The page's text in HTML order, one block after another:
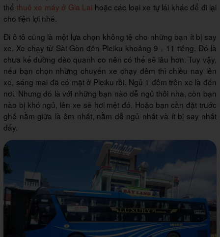
thể thuê xe máy ở Gia Lai hoặc các loại xe tự lái khác để đi lại
cho tiện lợi nhé.
Đi ô tô cũng là một lựa chọn không tệ cho những bạn ít bị say
xe. Xe chạy từ Sài Gòn đến Pleiku khoảng 9 - 11 tiếng. Đó là
chưa kể đường đèo quanh co nên có thể sẽ lâu hơn. Tuy vậy,
nếu bạn chọn những chuyến xe chạy đêm thì chiều nay lên
xe, sáng mai đã có mặt ở Pleiku rồi. Ngủ 1 đêm trên xe là đến
nơi. Nhưng đó là với những bạn nào dễ ngủ thôi nha, còn bạn
nào bị khó ngủ, lên xe sẽ hơi mệt đó. Hoặc bạn cần đặt trước
ghế nằm giữa là êm nhất, nằm dễ ngủ nhất và ít bị say nhất
đấy.